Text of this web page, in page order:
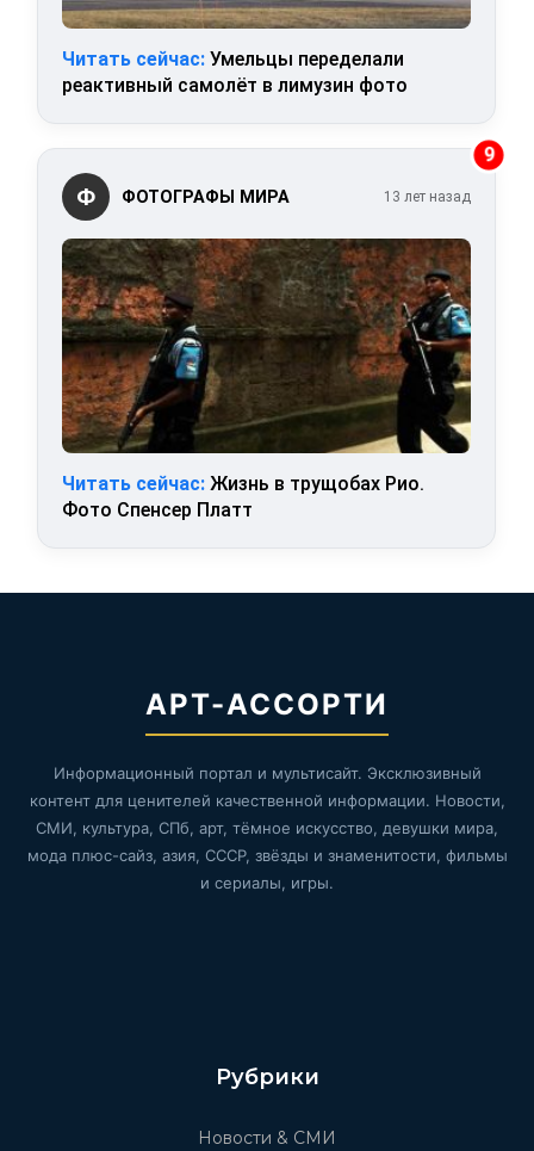
Читать сейчас: Умельцы переделали
реактивный самолёт в лимузин фото
9
Ф ФОТОГРАФЫ МИРА 13 лет назад
Читать сейчас: Жизнь в трущобах Рио.
Фото Спенсер Платт
АРТ-АССОРТИ
Информационный портал и мультисайт. Эксклюзивный
контент для ценителей качественной информации. Новости,
СМИ, культура, СПб, арт, тёмное искусство, девушки мира,
мода плюс-сайз, азия, СССР, звёзды и знаменитости, фильмы
и сериалы, игры.
Рубрики
Новости & СМИ